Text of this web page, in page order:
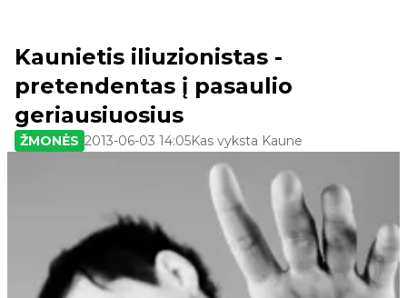
Kaunietis iliuzionistas -
pretendentas į pasaulio
geriausiuosius
ŽMONĖS 2013-06-03 14:05Kas vyksta Kaune